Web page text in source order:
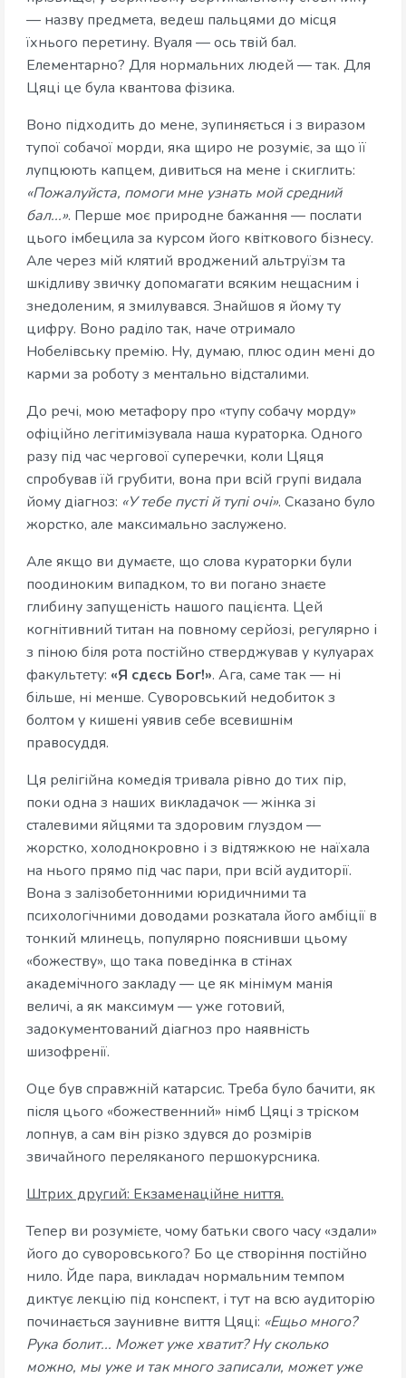
— назву предмета, ведеш пальцями до місця
їхнього перетину. Вуаля — ось твій бал.
Елементарно? Для нормальних людей — так. Для
Цяці це була квантова фізика.
Воно підходить до мене, зупиняється і з виразом
тупої собачої морди, яка щиро не розуміє, за що її
лупцюють капцем, дивиться на мене і скиглить:
«Пожалуйста, помоги мне узнать мой средний
бал...». Перше моє природне бажання — послати
цього імбецила за курсом його квіткового бізнесу.
Але через мій клятий вроджений альтруїзм та
шкідливу звичку допомагати всяким нещасним і
знедоленим, я змилувався. Знайшов я йому ту
цифру. Воно раділо так, наче отримало
Нобелівську премію. Ну, думаю, плюс один мені до
карми за роботу з ментально відсталими.
До речі, мою метафору про «тупу собачу морду»
офіційно легітимізувала наша кураторка. Одного
разу під час чергової суперечки, коли Цяця
спробував їй грубити, вона при всій групі видала
йому діагноз: «У тебе пусті й тупі очі». Сказано було
жорстко, але максимально заслужено.
Але якщо ви думаєте, що слова кураторки були
поодиноким випадком, то ви погано знаєте
глибину запущеність нашого пацієнта. Цей
когнітивний титан на повному серйозі, регулярно і
з піною біля рота постійно стверджував у кулуарах
факультету: «Я сдєсь Бог!». Ага, саме так — ні
більше, ні менше. Суворовський недобиток з
болтом у кишені уявив себе всевишнім
правосуддя.
Ця релігійна комедія тривала рівно до тих пір,
поки одна з наших викладачок — жінка зі
сталевими яйцями та здоровим глуздом —
жорстко, холоднокровно і з відтяжкою не наїхала
на нього прямо під час пари, при всій аудиторії.
Вона з залізобетонними юридичними та
психологічними доводами розкатала його амбіції в
тонкий млинець, популярно пояснивши цьому
«божеству», що така поведінка в стінах
академічного закладу — це як мінімум манія
величі, а як максимум — уже готовий,
задокументований діагноз про наявність
шизофренії.
Оце був справжній катарсис. Треба було бачити, як
після цього «божественний» німб Цяці з тріском
лопнув, а сам він різко здувся до розмірів
звичайного переляканого першокурсника.
Штрих другий: Екзаменаційне ниття.
Тепер ви розумієте, чому батьки свого часу «здали»
його до суворовського? Бо це створіння постійно
нило. Йде пара, викладач нормальним темпом
диктує лекцію під конспект, і тут на всю аудиторію
починається заунивне виття Цяці: «Ещьо много?
Рука болит... Может уже хватит? Ну сколько
можно, мы уже и так много записали, может уже